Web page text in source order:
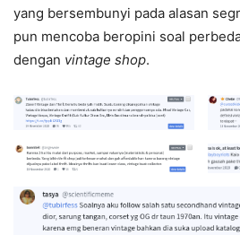
yang bersembunyi pada alasan
pun mencoba beropini soal
dengan vintage shop.